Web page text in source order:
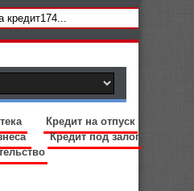
Кредит на отпуск
Кредит под залог